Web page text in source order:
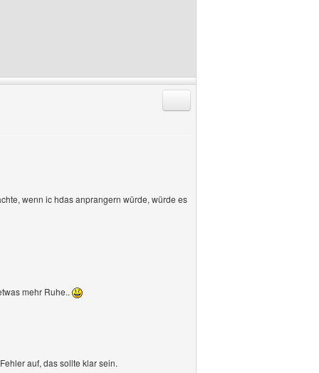
wenn ic hdas anprangern würde, würde es
mehr Ruhe..
auf, das sollte klar sein.